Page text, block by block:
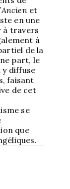
Ancien et
en une
à travers
à
de la
part, le
y diffuse
faisant
de cet
se
que